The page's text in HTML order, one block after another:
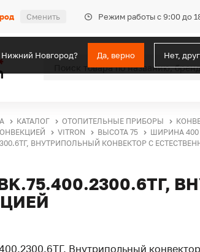
Сменить Режим работы с 9:00 до
Новгород? Да, верно Нет,
КАТАЛОГ ОТОПИТЕЛЬНЫЕ ПРИБОРЫ
VITRON ВЫСОТА 75
ШИРИНА 400
ВНУТРИПОЛЬНЫЙ КОНВЕКТОР С